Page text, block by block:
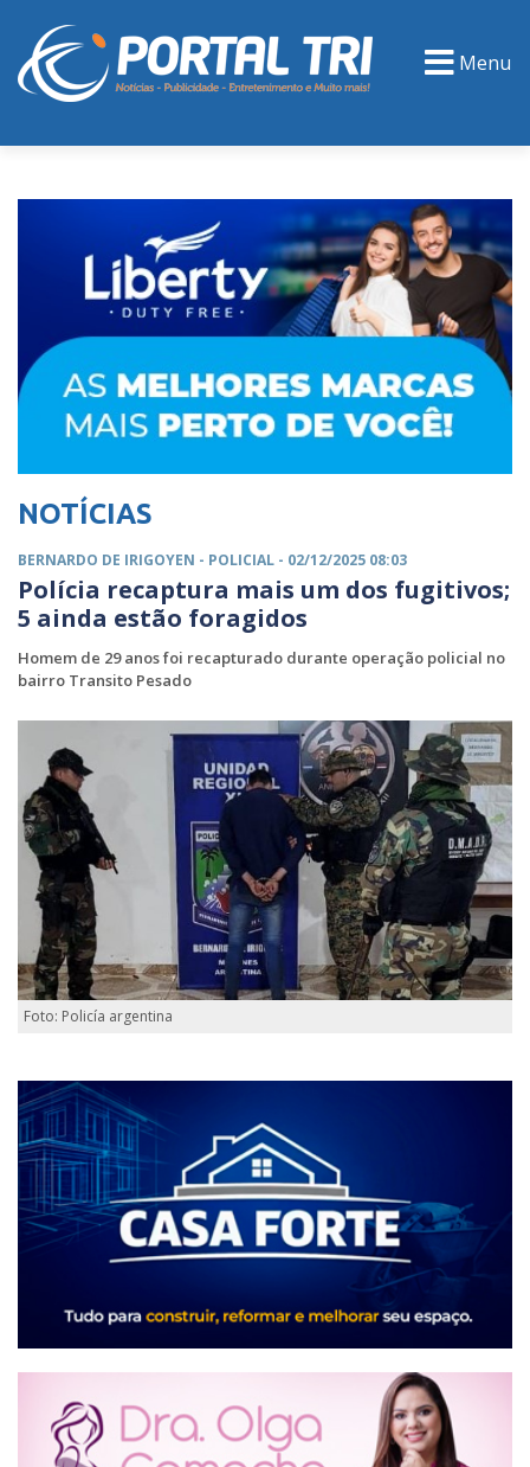
Menu
NOTÍCIAS
BERNARDO DE IRIGOYEN - POLICIAL - 02/12/2025 08:03
Polícia recaptura mais um dos fugitivos;
5 ainda estão foragidos
Homem de 29 anos foi recapturado durante operação policial no
bairro Transito Pesado
Foto: Policía argentina